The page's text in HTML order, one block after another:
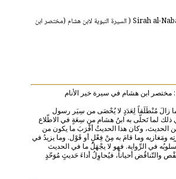
Sirah al-Nabawiyah li-Ibn Hisham ( السيرة النبوية لابن هشام (مختصر ابن
: مختصر ابن هشام في سيرة خير الأنام
زالَ مُنْطَلَقاً لِعَدَدٍ لا يُحْصَى من سِيَر رسول
لما تَحلّى به ابنُ هشام من سِعَةٍ في الاطّلاع
الحديث، وكان هذا الحديثُ أقْرَبَ ما يكون من
ومَغازيه وما قامَ به مِنْ فِعْلٍ أو قَوْل. وما يزيدُ في
في الرِّواية. فهو لا يجْهَلُ ما في الحديث
والتّناقُض أحياناً، فيُحاوِلُ أداءَ حَديثٍ مُوَحّدٍ